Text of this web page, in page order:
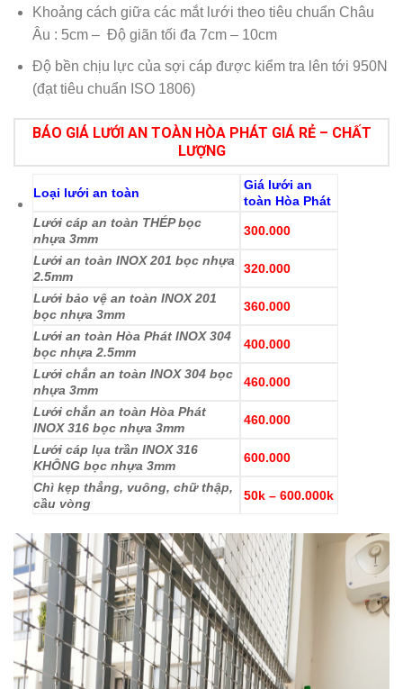
Khoảng cách giữa các mắt lưới theo tiêu chuẩn Châu
Âu : 5cm – Độ giãn tối đa 7cm – 10cm
Độ bền chịu lực của sợi cáp được kiểm tra lên tới 950N
(đạt tiêu chuẩn ISO 1806)
BÁO GIÁ LƯỚI AN TOÀN HÒA PHÁT GIÁ RẺ – CHẤT
LƯỢNG
Loại lưới an toàn
Giá lưới an
toàn Hòa Phát
Lưới cáp an toàn THÉP bọc
nhựa 3mm
300.000
Lưới an toàn INOX 201 bọc nhựa
2.5mm
320.000
Lưới bảo vệ an toàn INOX 201
bọc nhựa 3mm
360.000
Lưới an toàn Hòa Phát INOX 304
bọc nhựa 2.5mm
400.000
Lưới chắn an toàn INOX 304 bọc
nhựa 3mm
460.000
Lưới chắn an toàn Hòa Phát
INOX 316 bọc nhựa 3mm
460.000
Lưới cáp lụa trần INOX 316
KHÔNG bọc nhựa 3mm
600.000
Chì kẹp thẳng, vuông, chữ thập,
cầu vòng
50k – 600.000k